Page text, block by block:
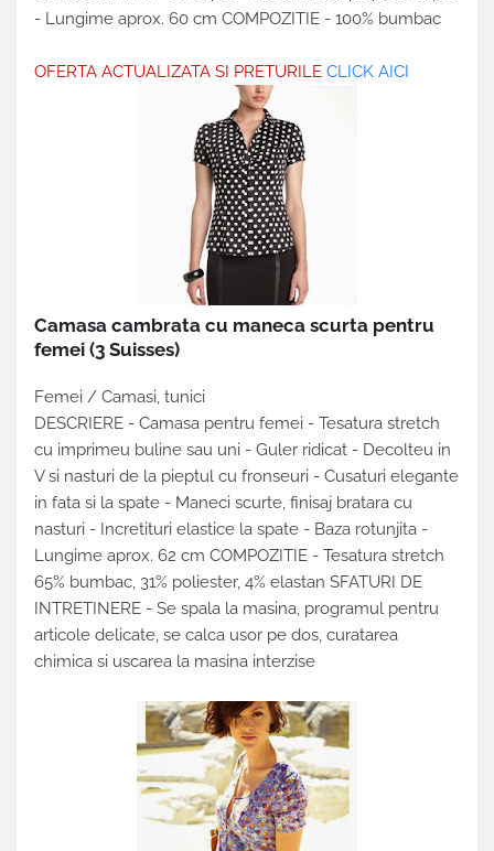
- Lungime aprox. 60 cm COMPOZITIE - 100% bumbac
OFERTA ACTUALIZATA SI PRETURILE CLICK AICI
Camasa cambrata cu maneca scurta pentru
femei (3 Suisses)
Femei / Camasi, tunici
DESCRIERE - Camasa pentru femei - Tesatura stretch
cu imprimeu buline sau uni - Guler ridicat - Decolteu in
V si nasturi de la pieptul cu fronseuri - Cusaturi elegante
in fata si la spate - Maneci scurte, finisaj bratara cu
nasturi - Incretituri elastice la spate - Baza rotunjita -
Lungime aprox. 62 cm COMPOZITIE - Tesatura stretch
65% bumbac, 31% poliester, 4% elastan SFATURI DE
INTRETINERE - Se spala la masina, programul pentru
articole delicate, se calca usor pe dos, curatarea
chimica si uscarea la masina interzise